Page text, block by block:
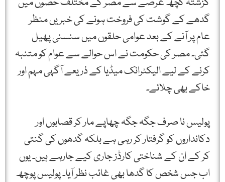
گدھے کے گوشت کی فروخت ہونے کی خبریں منظر
عام پر آنے کے بعد عوامی حلقوں میں سنسنی پھیل
گئی۔ مصر کی حکومت نے اس حوالے سے عوام کو متنبہ
کرنے کے لیے الیکٹرانک میڈیا کے ذریعے آگہی مہم اور
خاکے بھی چلائے۔
پولیس نا صرف جگہ جگہ چھاپے مار کر قصابوں اور
دکانداروں کو گرفتار کر رہی ہے بلکہ گدھوں کی گنتی
کر کے ان کے شناختی کارڈز جاری کیے جارہے ہیں۔ یوں
اب جس شخص کا گدھا بھی غائب نظر آیا۔ پولیس پوچھ